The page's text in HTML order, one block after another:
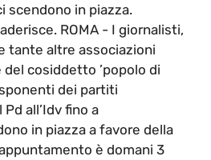
scendono in piazza.
ROMA - I giornalisti,
tante altre associazioni
cosiddetto ’popolo di
dei partiti
all’Idv fino a
in piazza a favore della
è domani 3